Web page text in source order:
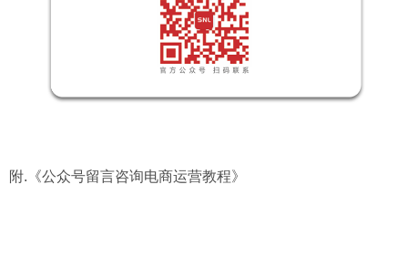
附. 《公众号留言咨询电商运营教程》